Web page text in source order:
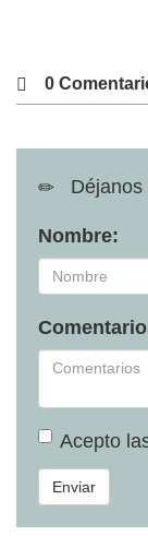
0
Déjanos
Nombre:
Acepto
Enviar